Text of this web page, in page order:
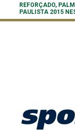
REFORÇADO,
PAULISTA 2015